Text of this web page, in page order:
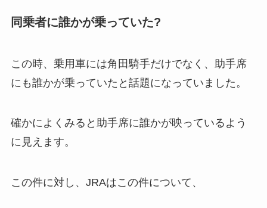
同乗者に誰かが乗っていた?
この時、乗用車には角田騎手だけでなく、助手席
にも誰かが乗っていたと話題になっていました。
確かによくみると助手席に誰かが映っているよう
に見えます。
この件に対し、JRAはこの件について、